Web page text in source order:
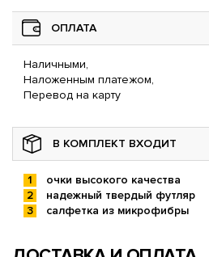
ОПЛАТА
Наличными,
Наложенным платежом,
Перевод на карту
В КОМПЛЕКТ ВХОДИТ
очки высокого качества
надежный твердый футляр
салфетка из микрофибры